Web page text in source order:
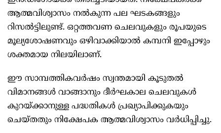
ആത്മവിശ്വാസം നല്‍കുന്ന പല ഘടകങ്ങളും
റിസല്‍ട്ടിലുണ്ട്. ഒറ്റത്തവണ ചെലവുകളും രൂപയുടെ
മൂല്യശോഷണവും ഒഴിവാക്കിയാല്‍ കമ്പനി ഇപ്പോഴും
ശക്തമായ നിലയിലാണ്.
ഈ സാമ്പത്തികവര്‍ഷം സ്വന്തമായി കൂടുതല്‍
വിമാനങ്ങള്‍ വാങ്ങാനും ദീര്‍ഘകാല ചെലവുകള്‍
കുറയ്ക്കാനുള്ള പദ്ധതികള്‍ പ്രഖ്യാപിക്കുകയും
ചെയ്തതും നിക്ഷേപക ആത്മവിശ്വാസം വര്‍ധിപ്പിച്ചു.